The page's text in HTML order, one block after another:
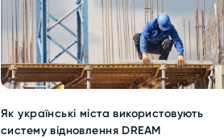
Як українські міста використовують
систему відновлення DREAM